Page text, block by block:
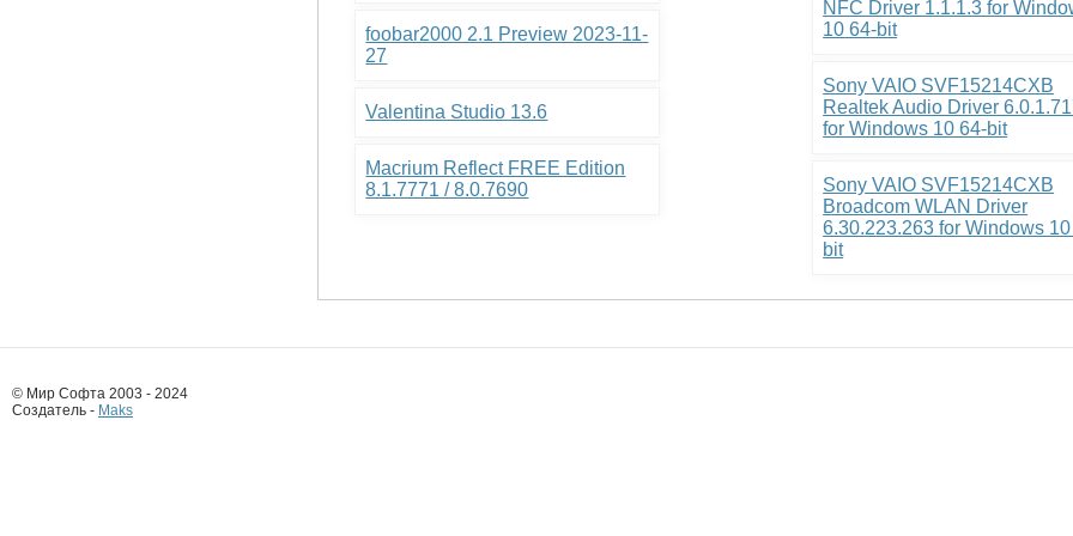
foobar2000 2.1 Preview 2023-11-
27
Valentina Studio 13.6
Macrium Reflect FREE Edition
8.1.7771 / 8.0.7690
NFC Driver 1.1.1.3 for
10 64-bit
Sony VAIO SVF15214CXB
Realtek Audio Driver
for Windows 10 64-bit
Sony VAIO SVF15214CXB
Broadcom WLAN Driver
6.30.223.263 for Windows
bit
© Мир Софта 2003 - 2024
Создатель - Maks